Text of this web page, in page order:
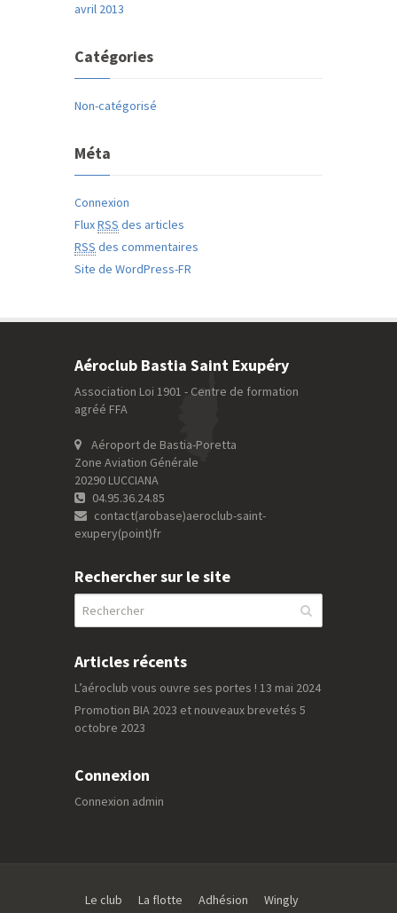
avril 2013
Catégories
Non-catégorisé
Méta
Connexion
FluxRSS des articles
RSS des commentaires
Site de WordPress-FR
Aéroclub Bastia Saint Exupéry
Association Loi 1901 - Centre de formation
agréé FFA
Aéroport de Bastia-Poretta
Zone Aviation Générale
20290 LUCCIANA
04.95.36.24.85
contact(arobase)aeroclub-saint-
exupery(point)fr
Rechercher sur le site
Articles récents
L’aéroclub vous ouvre ses portes ! 13 mai 2024
Promotion BIA 2023 et nouveaux brevetés 5
octobre 2023
Connexion
Connexion admin
Le club La flotte Adhésion
Wingly